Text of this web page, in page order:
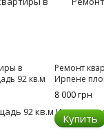
в
92 кв.м
Ремонт
Ирпене
8 000 грн
Купить